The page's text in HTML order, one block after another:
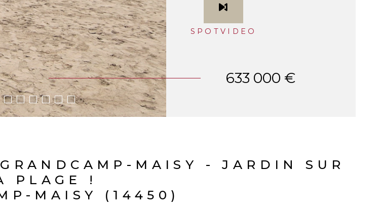
SPOTVIDEO
633 000 €
MAISY - JARDIN SUR
PLAGE !
MAISY (14450)